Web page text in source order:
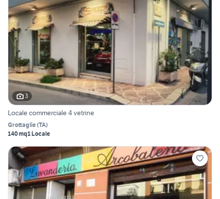
3
Locale commerciale 4 vetrine
Grottaglie(TA)
140 mq1 Locale